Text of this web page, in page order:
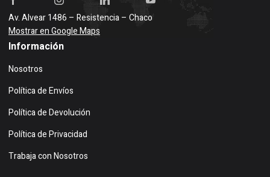
Av. Alvear 1486 – Resistencia – Chaco
Mostrar en Google Maps
Información
Nosotros
Política de Envíos
Política de Devolución
Política de Privacidad
Trabaja con Nosotros